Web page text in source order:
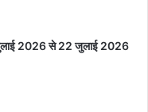
2026 से 22 जुलाई 2026